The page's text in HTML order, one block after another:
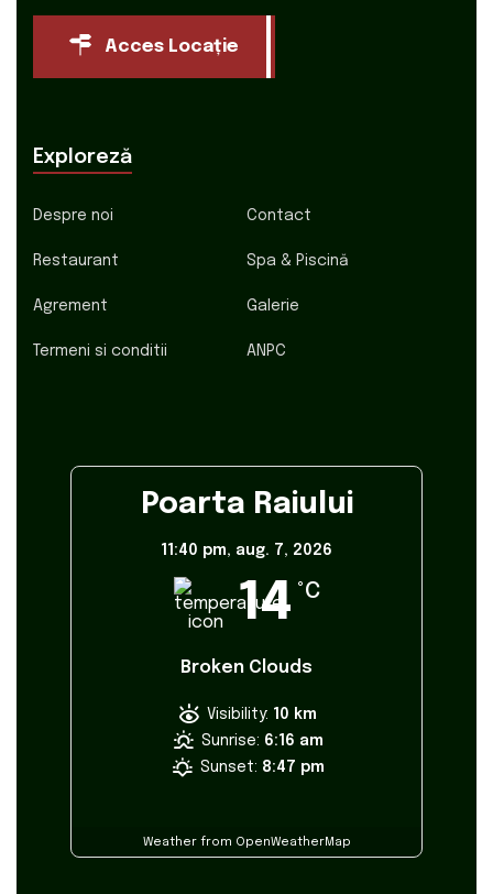
Acces Locație
Exploreză
Despre noi Contact
Restaurant Spa & Piscină
Agrement Galerie
Termeni si conditii ANPC
Poarta Raiului
11:40 pm, aug. 7, 2026
14 °C
Broken Clouds
Visibility: 10 km
Sunrise: 6:16 am
Sunset: 8:47 pm
Weather from OpenWeatherMap